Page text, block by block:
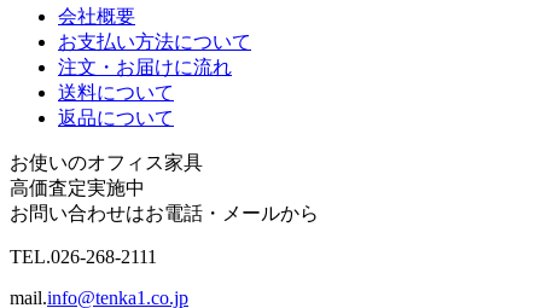
会社概要
お支払い方法について
注文・お届けに流れ
送料について
返品について
お使いのオフィス家具
高価査定実施中
お問い合わせはお電話・メールから
TEL.026-268-2111
mail.info@tenka1.co.jp